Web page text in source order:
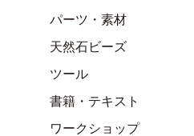
パーツ・素材
天然石ビーズ
ツール
書籍・テキスト
ワークショップ